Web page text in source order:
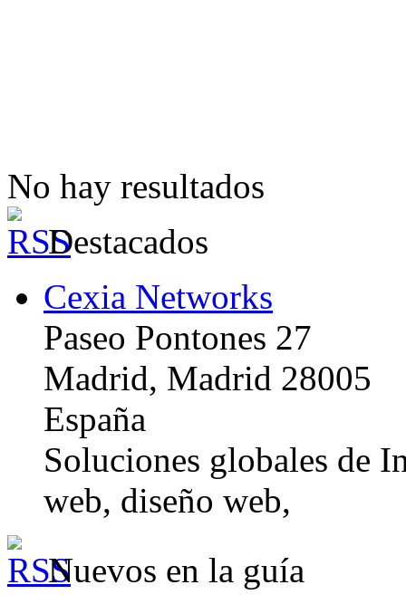
No hay resultados
Destacados
Cexia Networks
Paseo Pontones 27
Madrid, Madrid 28005
España
Soluciones globales de
web, diseño web,
Nuevos en la guía